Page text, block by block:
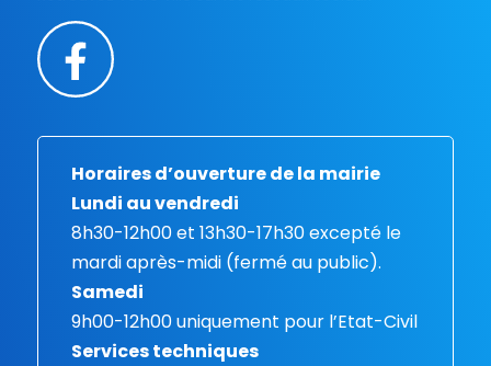
Horaires d’ouverture de la mairie
Lundi au vendredi
8h30-12h00 et 13h30-17h30 excepté le
mardi après-midi (fermé au public).
Samedi
9h00-12h00 uniquement pour l’Etat-Civil
Services techniques